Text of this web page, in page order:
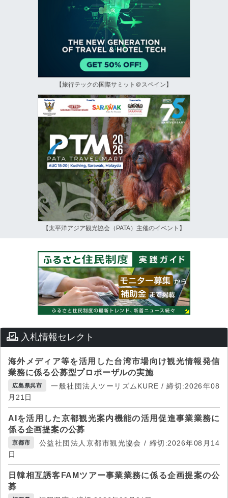
【旅行テックの国際サミット＠スペイン】
【太平洋アジア観光協会（PATA）主催のイベント】
入札情報セレクト
海外メディア等を活用した台湾市場向け観光情報発信
業務に係る公募型プロポーザルの実施
広島県呉市
一般社団法人ツーリズムKURE / 締切:2026年08
月21日
AIを活用した京都観光案内機能の活用促進事業業務に
係る企画提案の公募
京都市
公益社団法人京都市観光協会 / 締切:2026年08月14
日
日韓相互誘客FAMツアー事業業務に係る企画提案の公
募